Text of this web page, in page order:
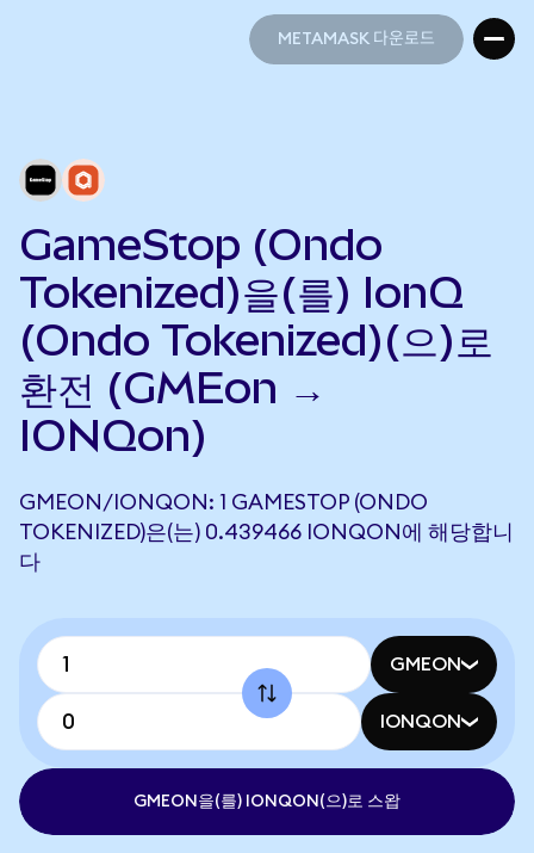
METAMASK 다운로드
GameStop (Ondo
Tokenized)을(를) IonQ
(Ondo Tokenized)(으)로
환전 (GMEon →
IONQon)
GMEON/IONQON: 1 GAMESTOP (ONDO
TOKENIZED)은(는) 0.439466 IONQON에 해당합니
다
GMEON
IONQON
GMEON을(를) IONQON(으)로 스왑